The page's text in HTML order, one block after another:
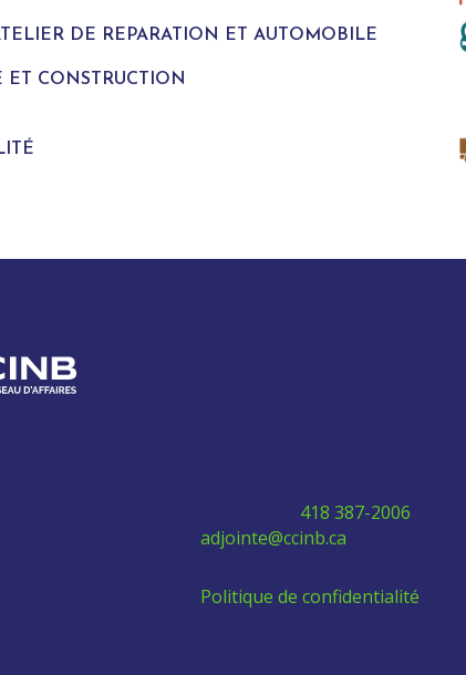
DE REPARATION ET AUTOMOBILE
ET CONSTRUCTION
418 387-2006
adjointe@ccinb.ca
Politique de confidentialité